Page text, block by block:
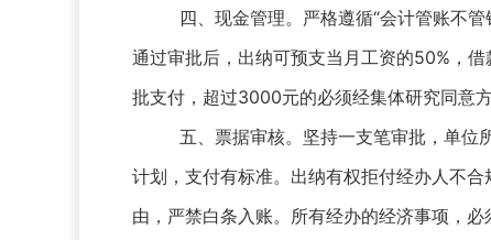
四、现金管理。严格遵循“会计管账不
通过审批后，出纳可预支当月工资的50%，
批支付，超过3000元的必须经集体研究同意
五、票据审核。坚持一支笔审批，单位
计划，支付有标准。出纳有权拒付经办人不
由，严禁白条入账。所有经办的经济事项，必